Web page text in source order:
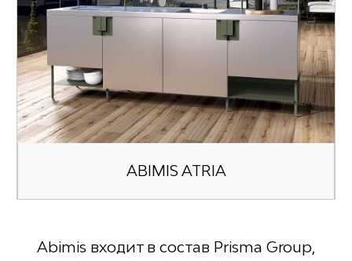
ABIMIS ATRIA
Abimis входит в состав Prisma Group,